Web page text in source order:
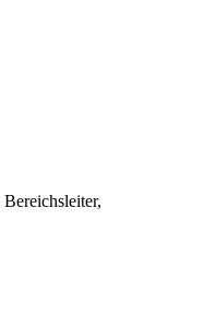
Bereichsleiter,